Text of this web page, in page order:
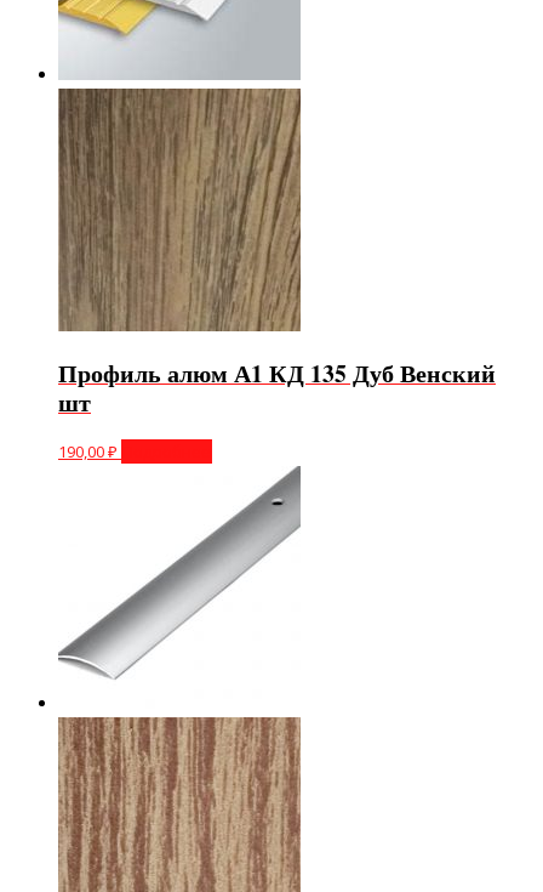
Профиль алюм А1 КД 135 Дуб Венский
шт
190,00₽